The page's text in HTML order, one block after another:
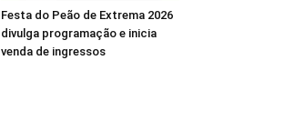
Festa do Peão de Extrema 2026
divulga programação e inicia
venda de ingressos